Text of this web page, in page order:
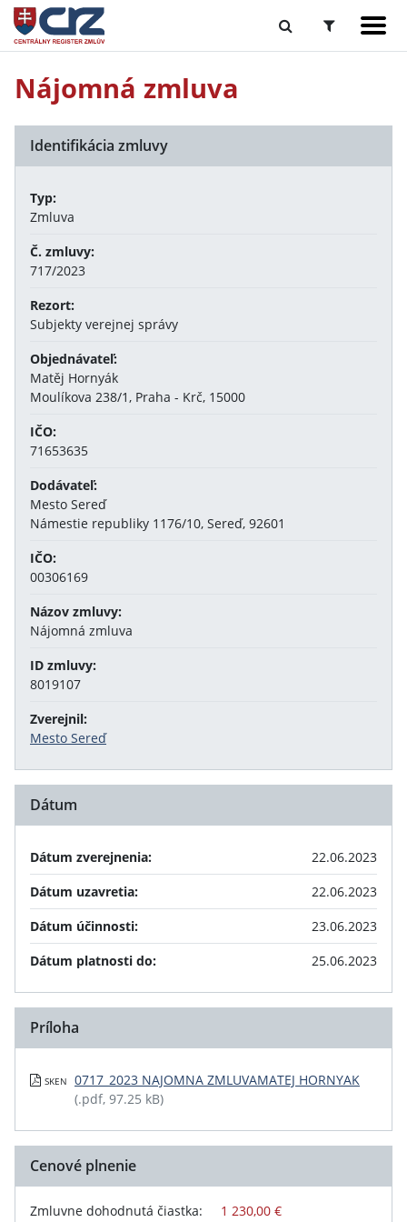
Nájomná zmluva
Identifikácia zmluvy
Typ:
Zmluva
Č. zmluvy:
717/2023
Rezort:
Subjekty verejnej správy
Objednávateľ:
Matěj Hornyák
Moulíkova 238/1, Praha - Krč, 15000
IČO:
71653635
Dodávateľ:
Mesto Sereď
Námestie republiky 1176/10, Sereď, 92601
IČO:
00306169
Názov zmluvy:
Nájomná zmluva
ID zmluvy:
8019107
Zverejnil:
Mesto Sereď
Dátum
Dátum zverejnenia:
22.06.2023
Dátum uzavretia:
22.06.2023
Dátum účinnosti:
23.06.2023
Dátum platnosti do:
25.06.2023
Príloha
SKEN
0717_2023 NAJOMNA ZMLUVAMATEJ HORNYAK
(.pdf, 97.25 kB)
Cenové plnenie
Zmluvne dohodnutá čiastka: 1 230,00 €